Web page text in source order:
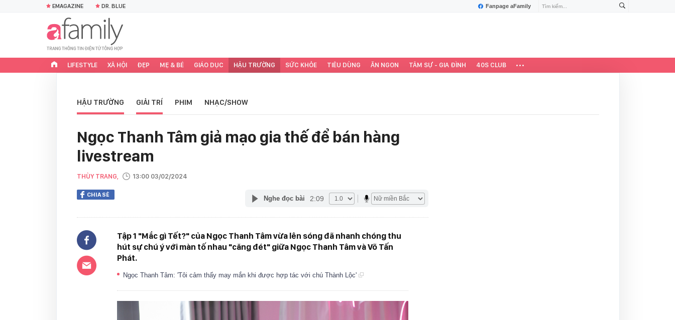
Fanpage aFamily
EMAGAZINE DR. BLUE
LIFESTYLE XÃ HỘI ĐẸP MẸ & BÉ GIÁO DỤC HẬU TRƯỜNG SỨC KHỎE TIÊU DÙNG ĂN NGON TÂM SỰ - GIA ĐÌNH 40S CLUB
HẬU TRƯỜNG GIẢI TRÍ PHIM NHẠC/SHOW
Ngọc Thanh Tâm giả mạo gia thế để bán hàng
livestream
THÙY TRANG, 13:00 03/02/2024
CHIA SẺ Nghe đọc bài 2:09
Tập 1 "Mắc gì Tết?" của Ngọc Thanh Tâm vừa lên sóng đã nhanh chóng thu
hút sự chú ý với màn tố nhau "căng đét" giữa Ngọc Thanh Tâm và Võ Tấn
Phát.
Ngọc Thanh Tâm: 'Tôi cảm thấy may mắn khi được hợp tác với chú Thành Lộc'